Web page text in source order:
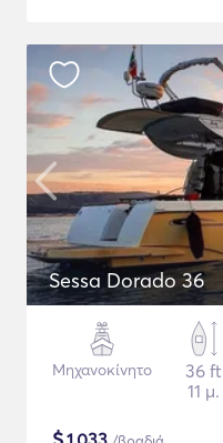
Sessa Dorado 36
Μηχανοκίνητο
36 ft
11 μ.